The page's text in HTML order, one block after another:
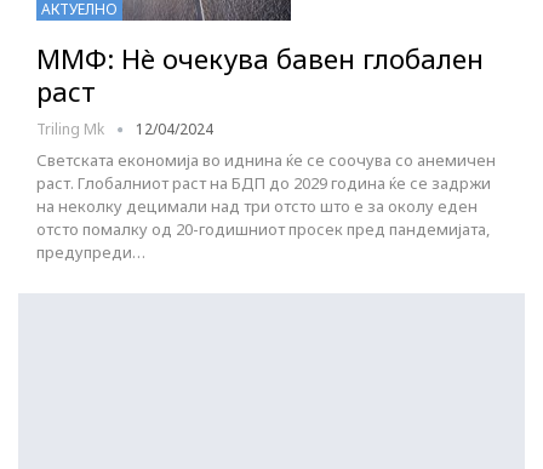
АКТУЕЛНО
ММФ: Нè очекува бавен глобален
раст
Triling Mk 12/04/2024
Светската економија во иднина ќе се соочува со анемичен
раст. Глобалниот раст на БДП до 2029 година ќе се задржи
на неколку децимали над три отсто што е за околу еден
отсто помалку од 20-годишниот просек пред пандемијата,
предупреди…